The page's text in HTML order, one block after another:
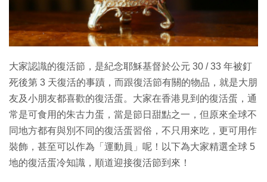
大家認識的復活節，是紀念耶穌基督於公元 30 / 33 年被釘
死後第 3 天復活的事蹟，而跟復活節有關的物品，就是大朋
友及小朋友都喜歡的復活蛋。大家在香港見到的復活蛋，通
常是可食用的朱古力蛋，當是節日甜點之一，但原來全球不
同地方都有與別不同的復活蛋習俗，不只用來吃，更可用作
裝飾，甚至可以作為「運動員」呢！以下為大家精選全球 5
地的復活蛋冷知識，順道迎接復活節到來！